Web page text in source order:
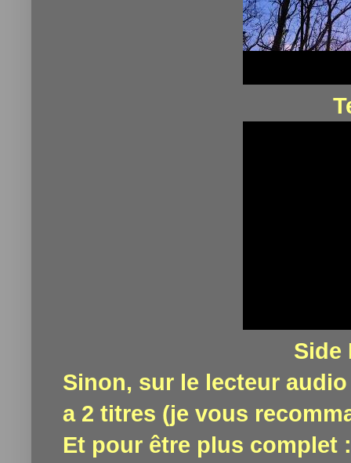
Side
Sinon, sur le lecteur
a 2 titres (je vous
Et pour être plus complet :